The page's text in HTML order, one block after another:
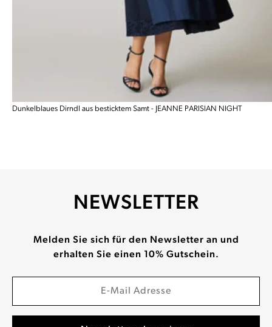
Dunkelblaues Dirndl aus besticktem Samt - JEANNE PARISIAN NIGHT
NEWSLETTER
Melden Sie sich für den Newsletter an und
erhalten Sie einen 10% Gutschein.